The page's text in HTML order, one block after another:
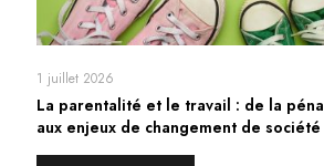
1 juillet 2026
La parentalité et le travail : de la
aux enjeux de changement de société